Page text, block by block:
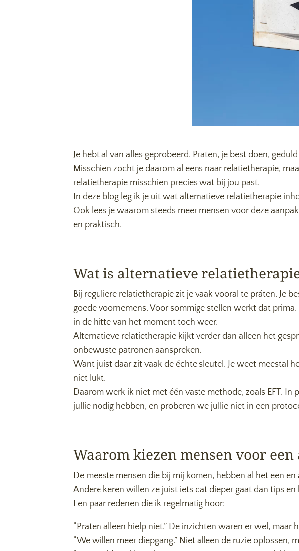
Je hebt al van alles geprobeerd. Praten, je best doen,
Misschien zocht je daarom al eens naar relatietherapie,
relatietherapie misschien precies wat bij jou past.
In deze blog leg ik je uit wat alternatieve relatietherapie
Ook lees je waarom steeds meer mensen voor deze
en praktisch.
Wat is alternatieve
Bij reguliere relatietherapie zit je vaak vooral te práten. Je
goede voornemens. Voor sommige stellen werkt dat
in de hitte van het moment toch weer.
Alternatieve relatietherapie kijkt verder dan alleen het
onbewuste patronen aanspreken.
Want juist daar zit vaak de échte sleutel. Je weet meestal
niet lukt.
Daarom werk ik niet met één vaste methode, zoals EFT.
jullie nodig hebben, en proberen we jullie niet in een
Waarom kiezen mensen voor
De meeste mensen die bij mij komen, hebben al het een
Andere keren willen ze juist iets dat dieper gaat dan tips en
Een paar redenen die ik regelmatig hoor:
“Praten alleen hielp niet.” De inzichten waren er wel, maar
“We willen meer diepgang.” Niet alleen de ruzie oplossen,